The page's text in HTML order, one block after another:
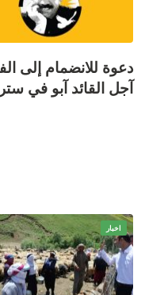
دعوة للانضمام إلى
آجل القائد آبو في
اخبار